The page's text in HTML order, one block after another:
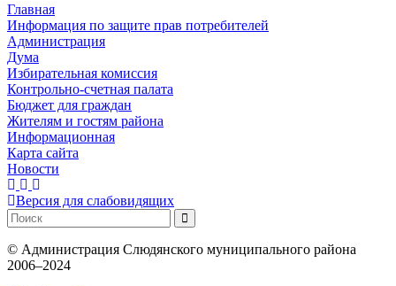
Главная
Информация по защите прав потребителей
Администрация
Дума
Избирательная комиссия
Контрольно-счетная палата
Бюджет для граждан
Жителям и гостям района
Информационная
Карта сайта
Новости
Версия для слабовидящих
© Администрация Слюдянского муниципального района
2006–2024